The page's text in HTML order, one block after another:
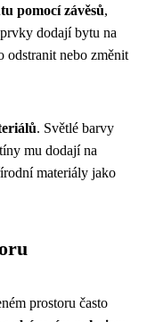
pomocí závěsů,
dodají bytu na
odstranit nebo změnit
. Světlé barvy
mu dodají na
materiály jako
prostoru často